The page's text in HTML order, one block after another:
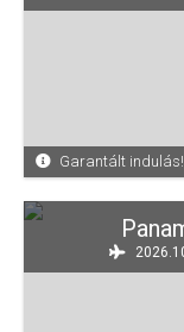
Garantált indulás!